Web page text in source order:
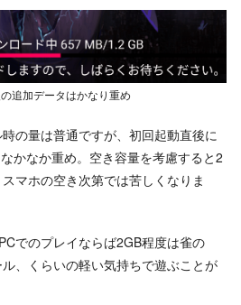
追加データはかなり重め
の量は普通ですが、初回起動直後に
かなか重め。空き容量を考慮すると2
マホの空き次第では苦しくなりま
でのプレイならば2GB程度は雀の
、くらいの軽い気持ちで遊ぶことが